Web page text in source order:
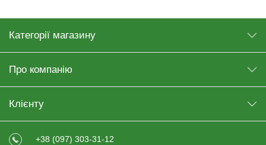
Категорії магазину
Про компанію
Клієнту
+38 (097) 303-31-12